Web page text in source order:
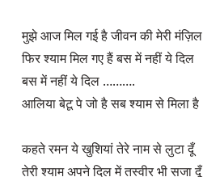
मुझे आज मिल गई है जीवन की मेरी मंज़िल
फिर श्याम मिल गए हैं बस में नहीं ये दिल
बस में नहीं ये दिल ……….
आलिया बेटू पे जो है सब श्याम से मिला है
कहते रमन ये खुशियां तेरे नाम से लुटा दूँ
तेरी श्याम अपने दिल में तस्वीर भी सजा दूँ